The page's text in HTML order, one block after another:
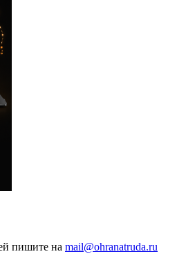
пишите на mail@ohranatruda.ru